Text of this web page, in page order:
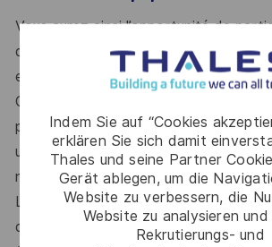
Indem Sie auf “Cookies
erklären Sie sich damit
Thales und seine Partner
Gerät ablegen, um die
Website zu verbessern, die
Website zu analysieren und
Rekrutierungs- und
Vous aurez ainsi l’opportunité de
des versions déployées, à la mise au
en cours de développement, à leur
Client final jusqu’à leur déploiement
permettant de vous offrir une
une période longue pour chaque
notifiée (entre un an et demi à deux
Les équipes offres préparent déjà
de contractualiser les évolutions des